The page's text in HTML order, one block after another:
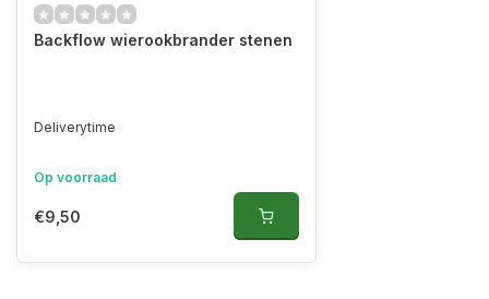
Backflow wierookbrander stenen
Deliverytime
Op voorraad
€9,50